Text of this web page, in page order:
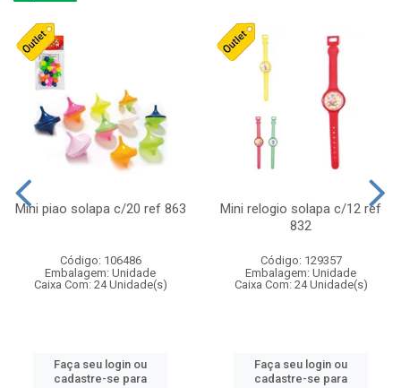
Mini piao solapa c/20 ref 863
Código: 106486
Embalagem: Unidade
Caixa Com: 24 Unidade(s)
Faça seu login ou
cadastre-se para
Mini relogio solapa c/12 ref
832
Código: 129357
Embalagem: Unidade
Caixa Com: 24 Unidade(s)
Faça seu login ou
cadastre-se para